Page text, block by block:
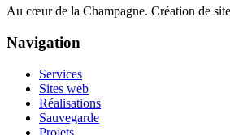
Au cœur de la Champagne. Création de
Navigation
Services
Sites web
Réalisations
Sauvegarde
Projets